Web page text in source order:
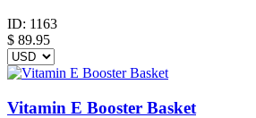
ID: 1163
$ 89.95
Vitamin E Booster Basket